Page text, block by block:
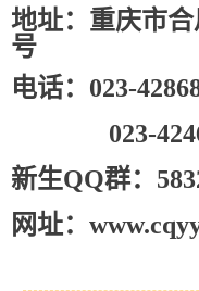
地址：重庆市
号
电话：023-
023-
新生QQ群：
网址：